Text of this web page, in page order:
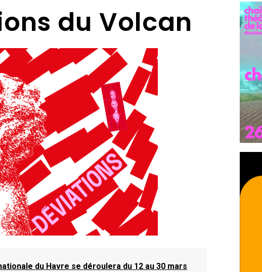
du Volcan
du Havre se déroulera du 12 au 30 mars